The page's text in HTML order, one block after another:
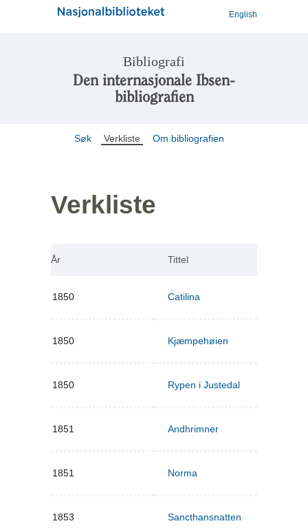
English
Bibliografi
Den internasjonale Ibsen-
bibliografien
Søk Verkliste Om bibliografien
Verkliste
År Tittel
1850 Catilina
1850 Kjæmpehøien
1850 Rypen i Justedal
1851 Andhrimner
1851 Norma
1853 Sancthansnatten